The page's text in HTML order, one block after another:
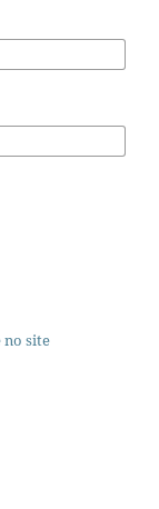
no site